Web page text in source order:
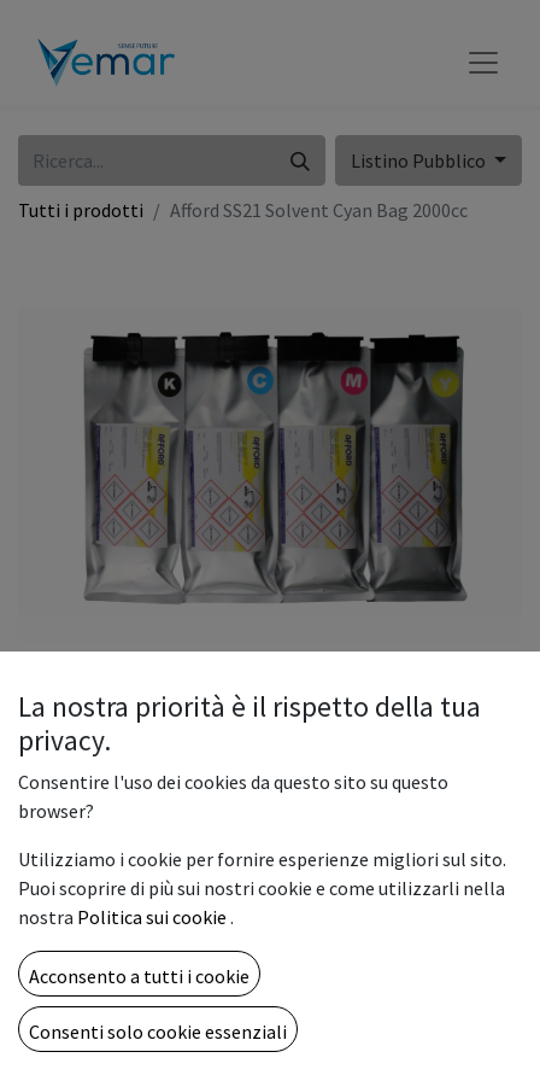
Listino Pubblico
Tutti i prodotti Afford SS21 Solvent Cyan Bag 2000cc
Afford SS21 Solvent Cyan Bag
2000cc
180,00€
AGGIUNGI AL CARRELLO
La nostra priorità è il rispetto della tua
privacy.
Consentire l'uso dei cookies da questo sito su questo
browser?
Utilizziamo i cookie per fornire esperienze migliori sul sito.
Puoi scoprire di più sui nostri cookie e come utilizzarli nella
nostra Politica sui cookie .
Acconsento a tutti i cookie
Consenti solo cookie essenziali